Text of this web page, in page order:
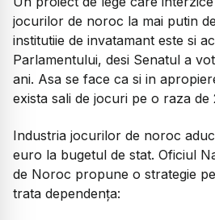
jocurilor de noroc la mai putin
institutiie de invatamant este si
Parlamentului, desi Senatul a
ani. Asa se face ca si in
exista sali de jocuri pe o raza de
Industria jocurilor de noroc
euro la bugetul de stat. Oficiul
de Noroc propune o strategie
trata dependența: